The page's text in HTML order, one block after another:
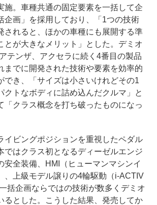
施。車種共通の固定要素を一括して企
企画」を採用しており、「1つの技術
されると、ほかの車種にも展開する準
とが大きなメリット」とした。デミオ
テンザ、アクセラに続く4番目の製品
までに開発された技術や要素を効率的
でき、「サイズは小さいけれどその1
クトなボディに詰め込んだクルマ」と
「クラス概念を打ち破ったものになっ
ビングポジションを重視したペダル
ではクラス初となるディーゼルエンジ
安全装備、HMI（ヒューマンマシンイ
、上級モデル譲りの4輪駆動（i-ACTIV
括企画ならではの技術が数多くデミオ
るとした。こうした結果、発売してか